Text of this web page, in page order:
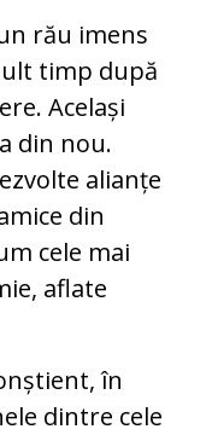
rău imens
timp după
Același
din nou.
alianțe
din
cele mai
aflate
în
dintre cele